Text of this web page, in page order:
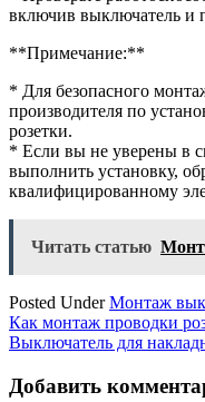
включив выключатель и
**Примечание:**
* Для безопасного
производителя по
розетки.
* Если вы не уверены в
выполнить установку,
квалифицированному
Читать статью
Posted UnderМонтаж
Навигация
по
записям
Как монтаж проводки
Выключатель для
Добавить